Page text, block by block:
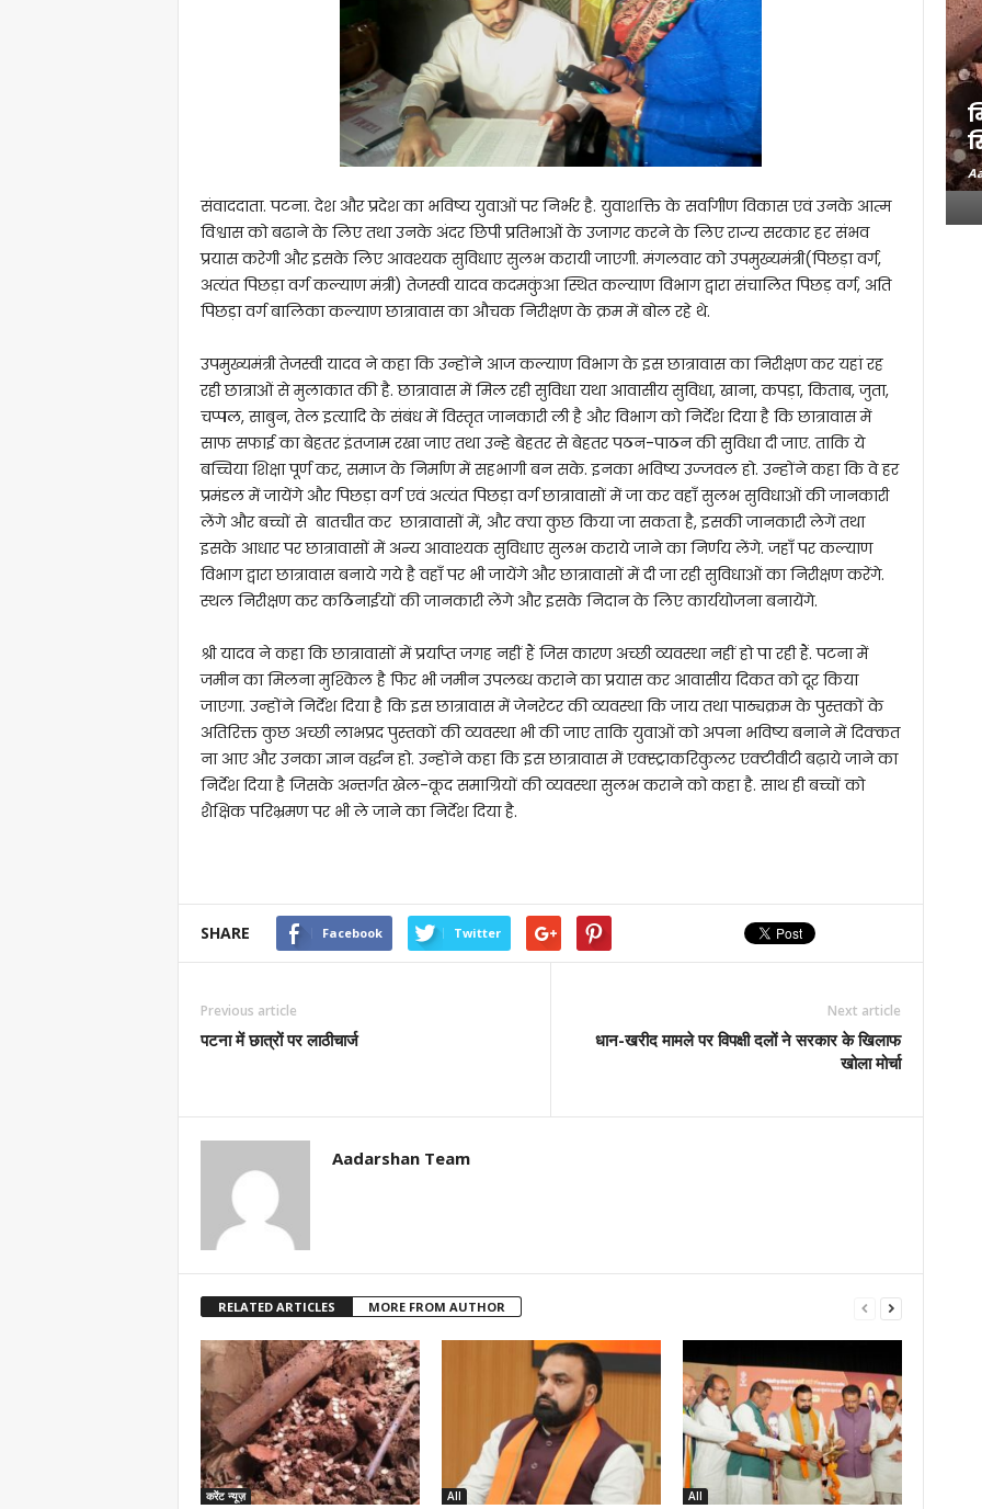
संवाददाता. पटना. देश और प्रदेश का भविष्य युवाओं पर निर्भर है. युवाशक्ति के सर्वागीण विकास एवं उनके आत्म
विश्वास को बढाने के लिए तथा उनके अंदर छिपी प्रतिभाओं के उजागर करने के लिए राज्य सरकार हर संभव
प्रयास करेगी और इसके लिए आवश्यक सुविधाए सुलभ करायी जाएगी. मंगलवार को उपमुख्यमंत्री(पिछड़ा वर्ग,
अत्यंत पिछड़ा वर्ग कल्याण मंत्री) तेजस्वी यादव कदमकुंआ स्थित कल्याण विभाग द्वारा संचालित पिछड़ वर्ग, अति
पिछड़ा वर्ग बालिका कल्याण छात्रावास का औचक निरीक्षण के क्रम में बोल रहे थे.
उपमुख्यमंत्री तेजस्वी यादव ने कहा कि उन्होंने आज कल्याण विभाग के इस छात्रावास का निरीक्षण कर यहां रह
रही छात्राओं से मुलाकात की है. छात्रावास में मिल रही सुविधा यथा आवासीय सुविधा, खाना, कपड़ा, किताब, जुता,
चप्पल, साबुन, तेल इत्यादि के संबंध में विस्तृत जानकारी ली है और विभाग को निर्देश दिया है कि छात्रावास में
साफ सफाई का बेहतर इंतजाम रखा जाए तथा उन्हे बेहतर से बेहतर पठन-पाठन की सुविधा दी जाए. ताकि ये
बच्चिया शिक्षा पूर्ण कर, समाज के निर्माण में सहभागी बन सके. इनका भविष्य उज्जवल हो. उन्होंने कहा कि वे हर
प्रमंडल में जायेंगे और पिछड़ा वर्ग एवं अत्यंत पिछड़ा वर्ग छात्रावासों में जा कर वहाँ सुलभ सुविधाओं की जानकारी
लेंगे और बच्चों से बातचीत कर छात्रावासों में, और क्या कुछ किया जा सकता है, इसकी जानकारी लेगें तथा
इसके आधार पर छात्रावासों में अन्य आवाश्यक सुविधाए सुलभ कराये जाने का निर्णय लेंगे. जहाँ पर कल्याण
विभाग द्वारा छात्रावास बनाये गये है वहाँ पर भी जायेंगे और छात्रावासों में दी जा रही सुविधाओं का निरीक्षण करेंगे.
स्थल निरीक्षण कर कठिनाईयों की जानकारी लेंगे और इसके निदान के लिए कार्ययोजना बनायेंगे.
श्री यादव ने कहा कि छात्रावासों में प्रर्याप्त जगह नहीं हैं जिस कारण अच्छी व्यवस्था नहीं हो पा रही हैं. पटना में
जमीन का मिलना मुश्किल है फिर भी जमीन उपलब्ध कराने का प्रयास कर आवासीय दिकत को दूर किया
जाएगा. उन्होंने निर्देश दिया है कि इस छात्रावास में जेनरेटर की व्यवस्था कि जाय तथा पाठ्यक्रम के पुस्तकों के
अतिरिक्त कुछ अच्छी लाभप्रद पुस्तकों की व्यवस्था भी की जाए ताकि युवाओं को अपना भविष्य बनाने में दिक्कत
ना आए और उनका ज्ञान वर्द्धन हो. उन्होंने कहा कि इस छात्रावास में एक्स्ट्राकरिकुलर एक्टीवीटी बढ़ाये जाने का
निर्देश दिया है जिसके अन्तर्गत खेल-कूद समाग्रियों की व्यवस्था सुलभ कराने को कहा है. साथ ही बच्चों को
शैक्षिक परिभ्रमण पर भी ले जाने का निर्देश दिया है.
SHARE Facebook Twitter
Previous article
पटना में छात्रों पर लाठीचार्ज
Next article
धान-खरीद मामले पर विपक्षी दलों ने सरकार के खिलाफ
खोला मोर्चा
Aadarshan Team
RELATED ARTICLES MORE FROM AUTHOR
करेंट न्यूज़ All All